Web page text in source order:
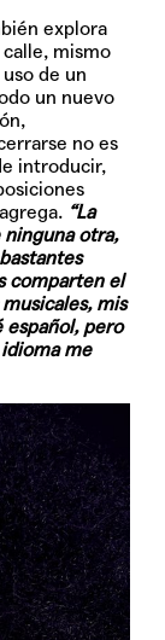
explora
mismo
de un
un nuevo
no es
introducir,
“La
ninguna otra,
comparten el
mis
español, pero
me